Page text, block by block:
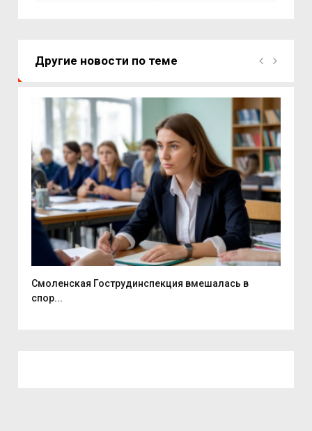
Другие новости по теме
Смоленская Гострудинспекция вмешалась в
спор...